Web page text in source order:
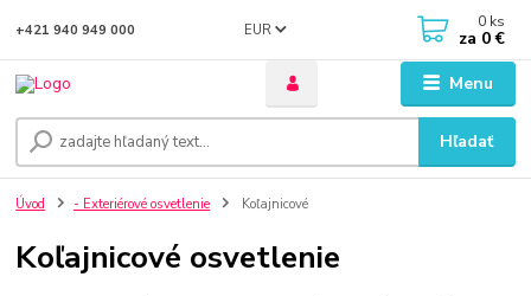
Menu
EUR
Hľadať
+421 940 949 000 0 ks
za 0 €
Úvod - Exteriérové osvetlenie Koľajnicové
Koľajnicové osvetlenie